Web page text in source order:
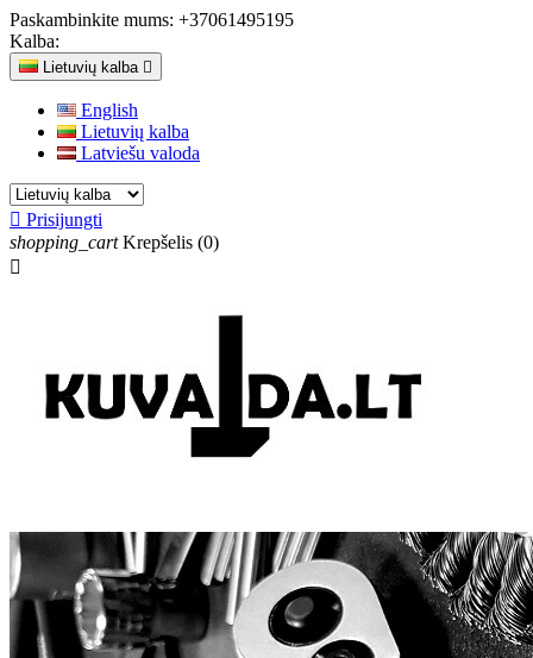
Paskambinkite mums: +37061495195
Kalba:
Lietuvių kalba 
English
Lietuvių kalba
Latviešu valoda
 Prisijungti
shopping_cart Krepšelis (0)
